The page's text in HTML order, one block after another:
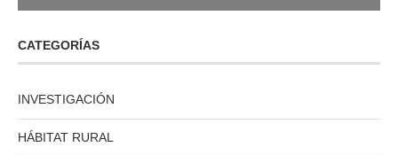
CATEGORÍAS
INVESTIGACIÓN
HÁBITAT RURAL